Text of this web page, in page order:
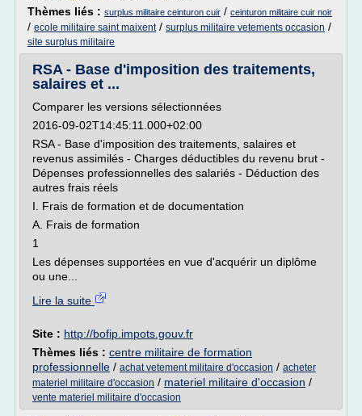
Thèmes liés : surplus militaire ceinturon cuir / ceinturon militaire cuir noir
/ ecole militaire saint maixent/ surplus militaire vetements occasion /
site surplus militaire
RSA - Base d'imposition des traitements,
salaires et ...
Comparer les versions sélectionnées
2016-09-02T14:45:11.000+02:00
RSA - Base d'imposition des traitements, salaires et
revenus assimilés - Charges déductibles du revenu brut -
Dépenses professionnelles des salariés - Déduction des
autres frais réels
I. Frais de formation et de documentation
A. Frais de formation
1
Les dépenses supportées en vue d'acquérir un diplôme
ou une...
Lire la suite
Site : http://bofip.impots.gouv.fr
Thèmes liés : centre militaire de formation
professionnelle / achat vetement militaire d'occasion / acheter
materiel militaire d'occasion / materiel militaire d'occasion /
vente materiel militaire d'occasion